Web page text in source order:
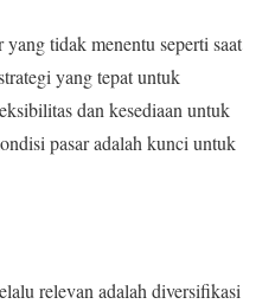
tidak menentu seperti saat
yang tepat untuk
dan kesediaan untuk
pasar adalah kunci untuk
relevan adalah diversifikasi